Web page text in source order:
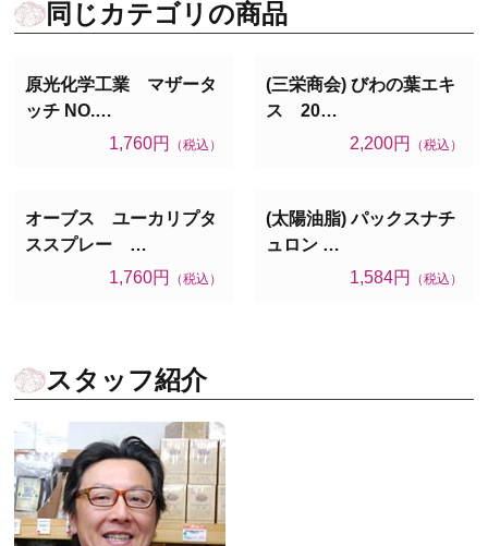
同じカテゴリの商品
原光化学工業 マザータ
ッチ NO.…
1,760円
（税込）
(三栄商会) びわの葉エキ
ス 20…
2,200円
（税込）
オーブス ユーカリプタ
ススプレー …
1,760円
（税込）
(太陽油脂) パックスナチ
ュロン …
1,584円
（税込）
スタッフ紹介